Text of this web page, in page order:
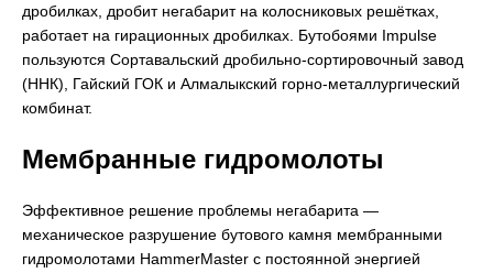
дробилках, дробит негабарит на колосниковых решётках,
работает на гирационных дробилках. Бутобоями Impulse
пользуются Сортавальский дробильно-сортировочный завод
(ННК), Гайский ГОК и Алмалыкский горно-металлургический
комбинат.
Мембранные гидромолоты
Эффективное решение проблемы негабарита —
механическое разрушение бутового камня мембранными
гидромолотами HammerMaster с постоянной энергией